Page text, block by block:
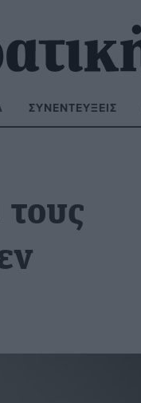
ΣΥΝΕΝΤΕΎΞΕΙΣ